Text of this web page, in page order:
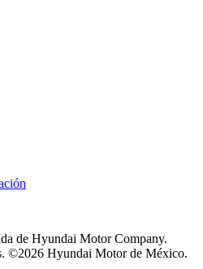
de Hyundai Motor Company.
©2026 Hyundai Motor de México.